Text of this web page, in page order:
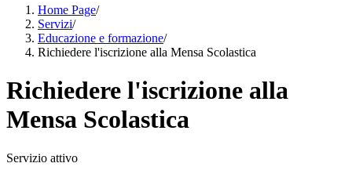
Home Page/
Servizi/
Educazione e formazione/
Richiedere l'iscrizione alla Mensa Scolastica
Richiedere l'iscrizione alla
Mensa Scolastica
Servizio attivo